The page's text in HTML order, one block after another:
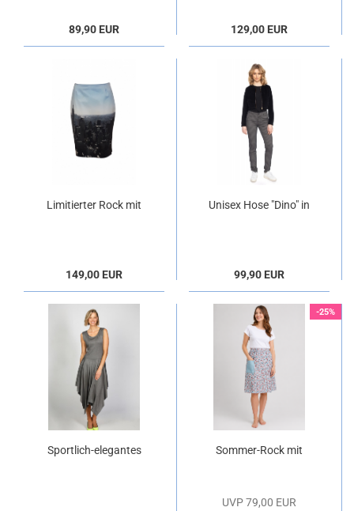
89,90 EUR 129,00 EUR
Limitierter Rock mit
149,00 EUR
Unisex Hose "Dino" in
99,90 EUR
Sportlich-elegantes
-25%
Sommer-Rock mit
UVP 79,00 EUR